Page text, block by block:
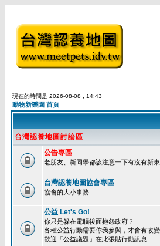
現在的時間是 2026-08-08 , 14:43
動物新樂園 首頁
台灣認養地圖討論區
公告專區
老朋友、新同學都該注意一下有沒有新
台灣認養地圖協會專區
協會的大小事務
公益 Let's Go!
你只是躲在電腦後面抱怨政府？
各種公益行動需要你我參與，才會有改變
歡迎「公益議題」在此張貼行動訊息